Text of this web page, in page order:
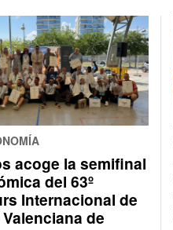
acoge la semifinal
del 63º
Internacional de
de